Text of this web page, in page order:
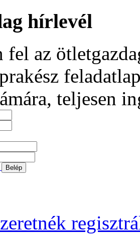
hírlevél
fel az
teljesen
Belép